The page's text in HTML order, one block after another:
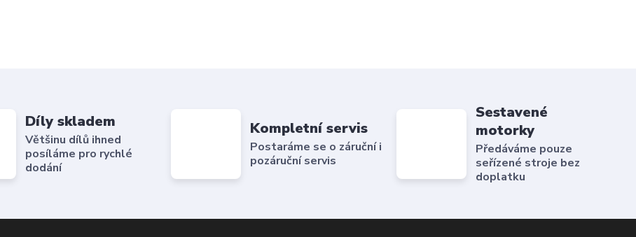
Díly skladem
Většinu dílů ihned
posíláme pro rychlé
dodání
Kompletní servis
Postaráme se o záruční i
pozáruční servis
Sestavené
motorky
Předáváme pouze
seřízené stroje bez
doplatku